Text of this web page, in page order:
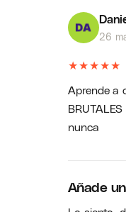
26
★★★★★
Aprende a
nunca
Añade